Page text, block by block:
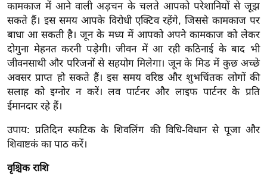
शि
प
रा
ज
नी
ति
वि
ष
स
कामकाज में आने वाली अड़चन के चलते आपको परेशानियों से जूझ
सकते हैं। इस समय आपके विरोधी एक्टिव रहेंगे, जिससे कामकाज पर
बाधा आ सकती है। जून के मध्य में आपको अपने कामकाज को लेकर
दोगुना मेहनत करनी पड़ेगी। जीवन में आ रही कठिनाई के बाद भी
जीवनसाथी और परिजनों से सहयोग मिलेगा। जून के मिड में कुछ अच्छे
अवसर प्राप्त हो सकते हैं। इस समय वरिष्ठ और शुभचिंतक लोगों की
सलाह को इग्नोर न करें। लव पार्टनर और लाइफ पार्टनर के प्रति
ईमानदार रहे हैं।
उपाय: प्रतिदिन स्फटिक के शिवलिंग की विधि-विधान से पूजा और
शिवाष्टकं का पाठ करें।
वृश्चिक राशि